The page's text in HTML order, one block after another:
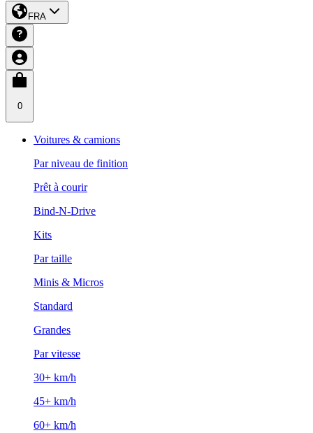
FRA
0
Voitures & camions
Par niveau de finition
Prêt à courir
Bind-N-Drive
Kits
Par taille
Minis & Micros
Standard
Grandes
Par vitesse
30+ km/h
45+ km/h
60+ km/h